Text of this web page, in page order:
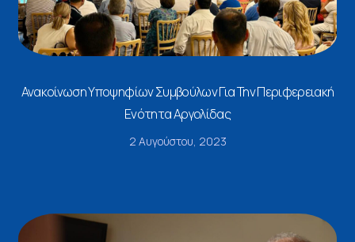
Ανακοίνωση Υποψηφίων Συμβούλων Για Την Περιφερειακή
Ενότητα Αργολίδας
2 Αυγούστου, 2023